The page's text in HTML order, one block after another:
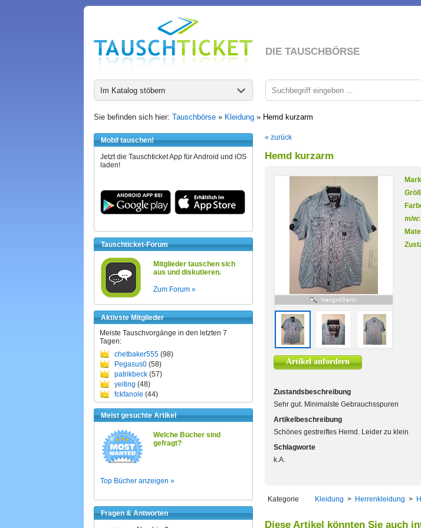
DIE TAUSCHBÖRSE
Im Katalog stöbern
Sie befinden sich hier: Tauschbörse » Kleidung » Hemd kurzarm
Mobil tauschen!
Jetzt die Tauschticket App für Android und iOS
laden!
Tauschticket-Forum
Mitglieder tauschen sich
aus und diskutieren.
Zum Forum »
Aktivste Mitglieder
Meiste Tauschvorgänge in den letzten 7
Tagen:
chetbaker555 (98)
Pegasus0 (58)
patrikbeck (57)
yeiting (48)
fckfanole (44)
Meist gesuchte Artikel
Welche Bücher sind
gefragt?
Top Bücher anzeigen »
Fragen & Antworten
« zurück
Hemd kurzarm
Artikel anfordern
m/w:
Zustandsbeschreibung
Sehr gut. Minimalste Gebrauchsspuren
Artikelbeschreibung
Schönes gestreiftes Hemd. Leider zu klein
Schlagworte
k.A.
Kategorie Kleidung > Herrenkleidung >
Diese Artikel könnten Sie auch